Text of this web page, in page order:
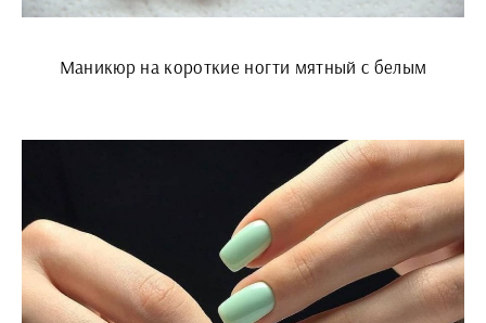
Маникюр на короткие ногти мятный с белым